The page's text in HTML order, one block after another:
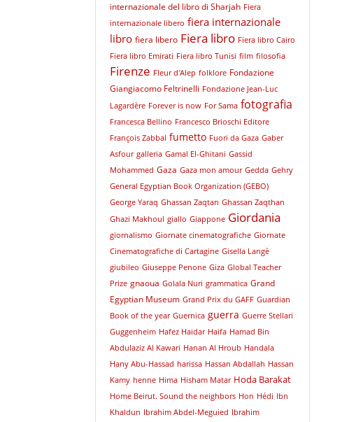
internazionale del libro di Sharjah Fiera
internazionale libero fiera internazionale
libro fiera libero Fiera libro Fiera libro Cairo
Fiera libro Emirati Fiera libro Tunisi film filosofia
Firenze Fleur d'Alep folklore Fondazione
Giangiacomo Feltrinelli Fondazione Jean-Luc
Lagardère Forever is now For Sama fotografia
Francesca Bellino Francesco Brioschi Editore
François Zabbal fumetto Fuori da Gaza Gaber
Asfour galleria Gamal El-Ghitani Gassid
Mohammed Gaza Gaza mon amour Gedda Gehry
General Egyptian Book Organization (GEBO)
George Yaraq Ghassan Zaqtan Ghassan Zaqthan
Ghazi Makhoul giallo Giappone Giordania
giornalismo Giornate cinematografiche Giornate
Cinematografiche di Cartagine Gisella Langè
giubileo Giuseppe Penone Giza Global Teacher
Prize gnaoua Golala Nuri grammatica Grand
Egyptian Museum Grand Prix du GAFF Guardian
Book of the year Guernica guerra Guerre Stellari
Guggenheim Hafez Haidar Haifa Hamad Bin
Abdulaziz Al Kawari Hanan Al Hroub Handala
Hany Abu-Hassad harissa Hassan Abdallah Hassan
Kamy henne Hima Hisham Matar Hoda Barakat
Home Beirut. Sound the neighbors Hon Hédi Ibn
Khaldun Ibrahim Abdel-Meguied Ibrahim